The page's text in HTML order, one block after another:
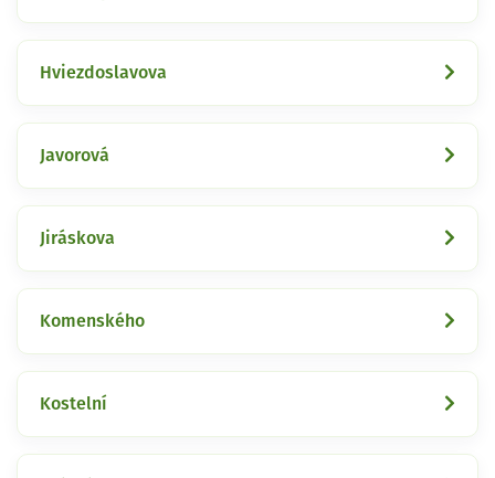
Hviezdoslavova
Javorová
Jiráskova
Komenského
Kostelní